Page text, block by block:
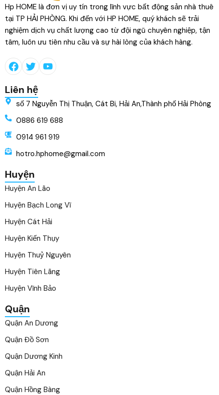
Hp HOME là đơn vị uy tín trong lĩnh vực bất động sản nhà thuê
tại TP HẢI PHÒNG. Khi đến với HP HOME, quý khách sẽ trải
nghiệm dịch vụ chất lượng cao từ đội ngũ chuyên nghiệp, tận
tâm, luôn ưu tiên nhu cầu và sự hài lòng của khách hàng.
Liên hệ
số 7 Nguyễn Thị Thuận, Cát Bi, Hải An,Thành phố Hải Phòng
0886 619 688
0914 961 919
hotro.hphome@gmail.com
Huyện
Huyện An Lão
Huyện Bạch Long Vĩ
Huyện Cát Hải
Huyện Kiến Thụy
Huyện Thuỷ Nguyên
Huyện Tiên Lãng
Huyện Vĩnh Bảo
Quận
Quận An Dương
Quận Đồ Sơn
Quận Dương Kinh
Quận Hải An
Quận Hồng Bàng